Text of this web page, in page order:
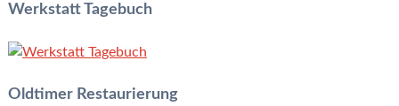
Werkstatt Tagebuch
Oldtimer Restaurierung